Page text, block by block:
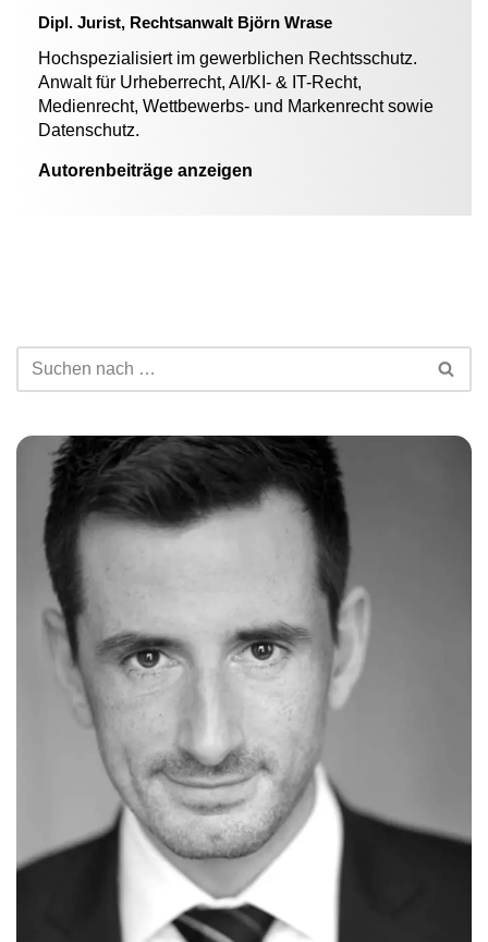
Dipl. Jurist, Rechtsanwalt Björn Wrase
Hochspezialisiert im gewerblichen Rechtsschutz.
Anwalt für Urheberrecht, AI/KI- & IT-Recht,
Medienrecht, Wettbewerbs- und Markenrecht sowie
Datenschutz.
Autorenbeiträge anzeigen